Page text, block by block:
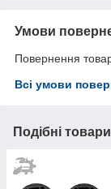
Умови
Повернення
Всі умови
Подібні